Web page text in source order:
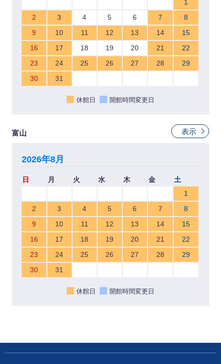
1
2
3 4 5 6 7
8
9
10 11 12 13 14
15
16
17 18 19 20 21
22
23
24 25 26 27 28
29
30
31
休館日 開館時間変更日
富山 表示
2026年8月
日 月 火 水 木 金
土
1
2
3 4 5 6 7
8
9
10 11 12 13 14
15
16
17 18 19 20 21
22
23
24 25 26 27 28
29
30
31
休館日 開館時間変更日